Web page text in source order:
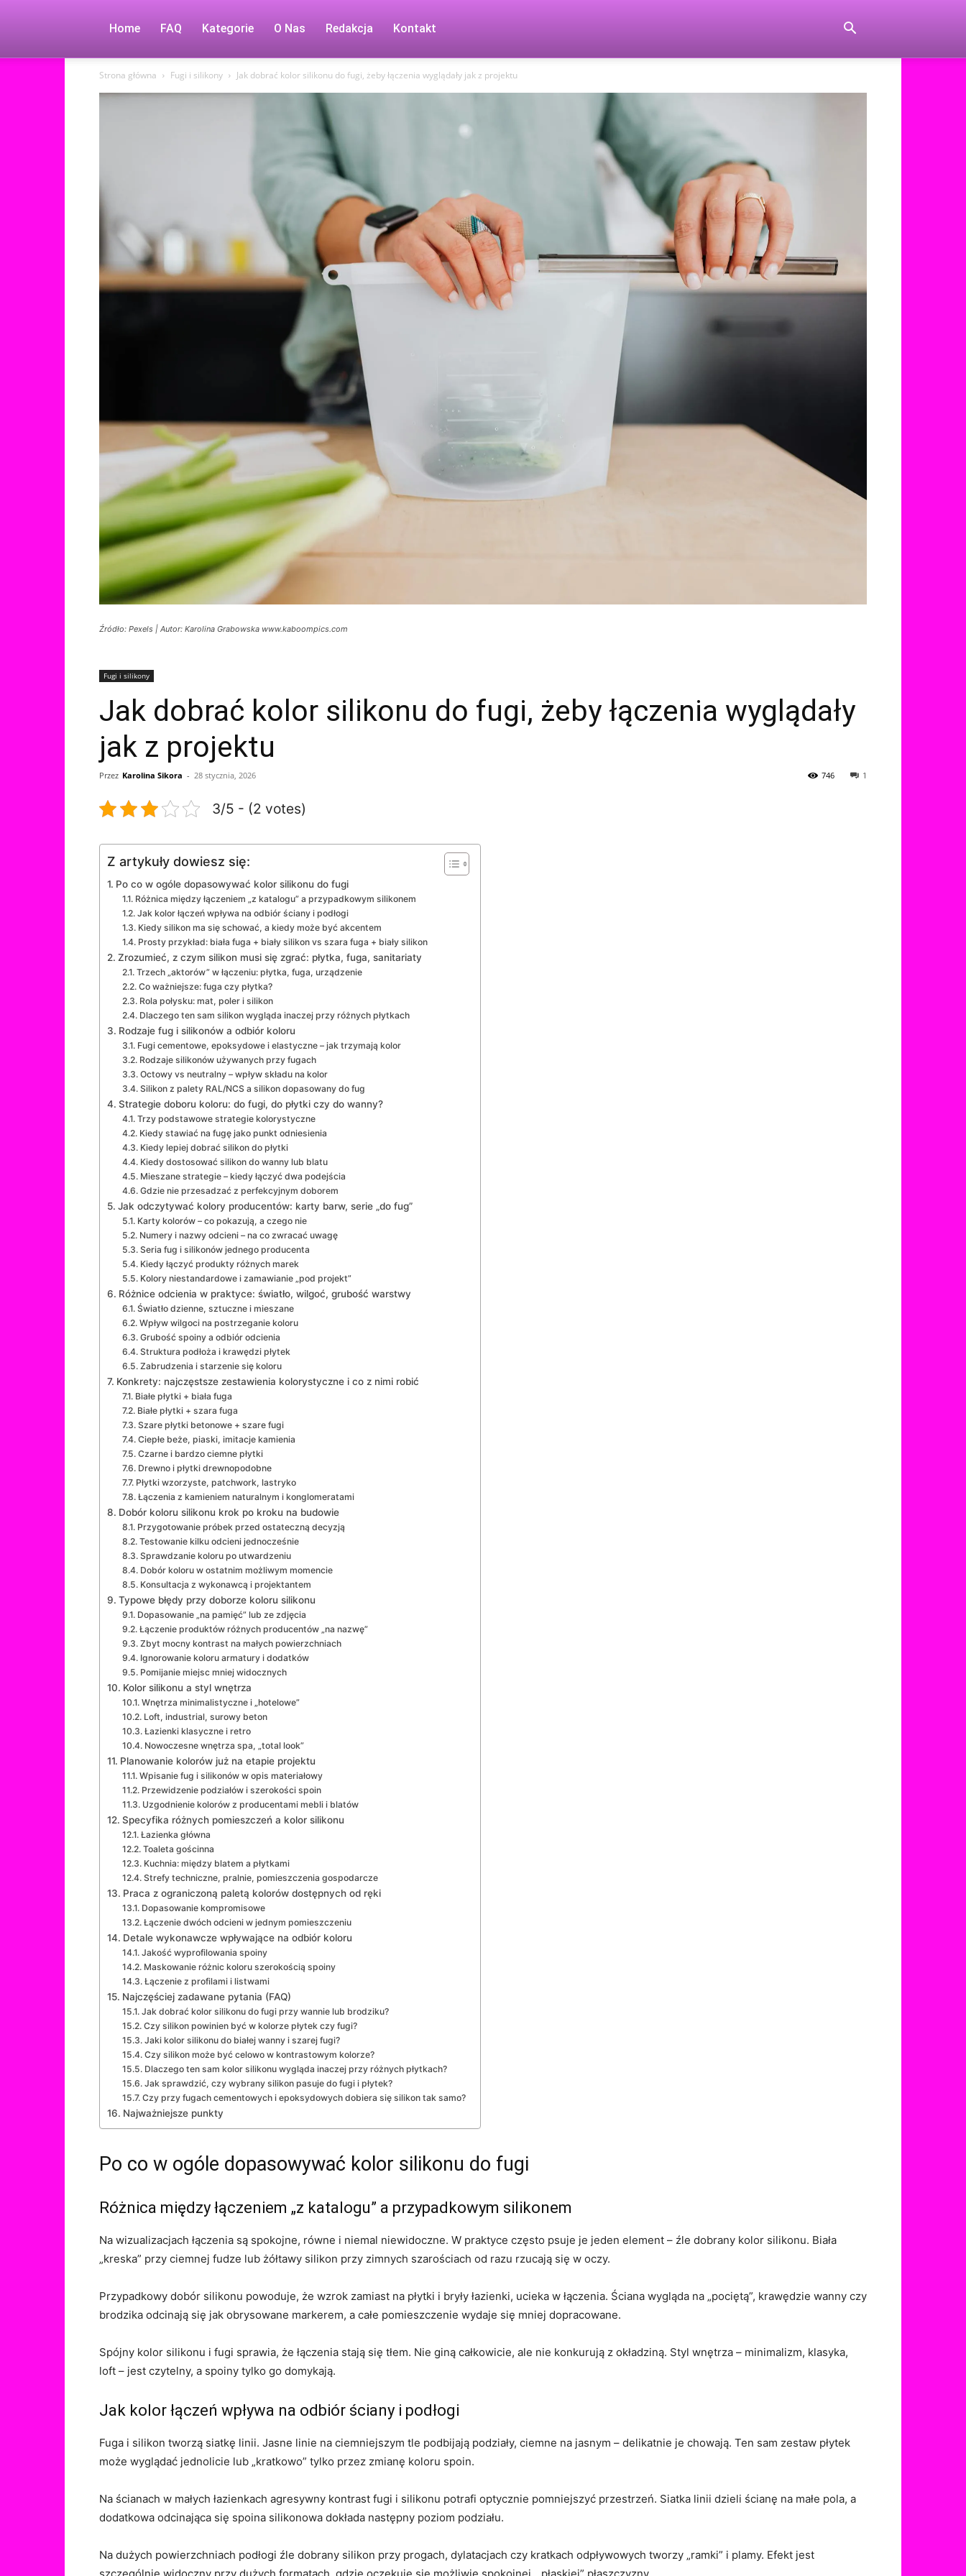
Home FAQ Kategorie O Nas Redakcja Kontakt
Strona główna Fugi i silikony Jak dobrać kolor silikonu do fugi, żeby łączenia wyglądały jak z projektu
Źródło: Pexels | Autor: Karolina Grabowska www.kaboompics.com
Fugi i silikony
Jak dobrać kolor silikonu do fugi, żeby łączenia wyglądały
jak z projektu
Przez Karolina Sikora - 28 stycznia, 2026 1
746
3/5 - (2 votes)
Z artykuły dowiesz się:
Po co w ogóle dopasowywać kolor silikonu do fugi
Różnica między łączeniem „z katalogu” a przypadkowym silikonem
Jak kolor łączeń wpływa na odbiór ściany i podłogi
Kiedy silikon ma się schować, a kiedy może być akcentem
Prosty przykład: biała fuga + biały silikon vs szara fuga + biały silikon
Zrozumieć, z czym silikon musi się zgrać: płytka, fuga, sanitariaty
Trzech „aktorów” w łączeniu: płytka, fuga, urządzenie
Co ważniejsze: fuga czy płytka?
Rola połysku: mat, poler i silikon
Dlaczego ten sam silikon wygląda inaczej przy różnych płytkach
Rodzaje fug i silikonów a odbiór koloru
Fugi cementowe, epoksydowe i elastyczne – jak trzymają kolor
Rodzaje silikonów używanych przy fugach
Octowy vs neutralny – wpływ składu na kolor
Silikon z palety RAL/NCS a silikon dopasowany do fug
Strategie doboru koloru: do fugi, do płytki czy do wanny?
Trzy podstawowe strategie kolorystyczne
Kiedy stawiać na fugę jako punkt odniesienia
Kiedy lepiej dobrać silikon do płytki
Kiedy dostosować silikon do wanny lub blatu
Mieszane strategie – kiedy łączyć dwa podejścia
Gdzie nie przesadzać z perfekcyjnym doborem
Jak odczytywać kolory producentów: karty barw, serie „do fug”
Karty kolorów – co pokazują, a czego nie
Numery i nazwy odcieni – na co zwracać uwagę
Seria fug i silikonów jednego producenta
Kiedy łączyć produkty różnych marek
Kolory niestandardowe i zamawianie „pod projekt”
Różnice odcienia w praktyce: światło, wilgoć, grubość warstwy
Światło dzienne, sztuczne i mieszane
Wpływ wilgoci na postrzeganie koloru
Grubość spoiny a odbiór odcienia
Struktura podłoża i krawędzi płytek
Zabrudzenia i starzenie się koloru
Konkrety: najczęstsze zestawienia kolorystyczne i co z nimi robić
Białe płytki + biała fuga
Białe płytki + szara fuga
Szare płytki betonowe + szare fugi
Ciepłe beże, piaski, imitacje kamienia
Czarne i bardzo ciemne płytki
Drewno i płytki drewnopodobne
Płytki wzorzyste, patchwork, lastryko
Łączenia z kamieniem naturalnym i konglomeratami
Dobór koloru silikonu krok po kroku na budowie
Przygotowanie próbek przed ostateczną decyzją
Testowanie kilku odcieni jednocześnie
Sprawdzanie koloru po utwardzeniu
Dobór koloru w ostatnim możliwym momencie
Konsultacja z wykonawcą i projektantem
Typowe błędy przy doborze koloru silikonu
Dopasowanie „na pamięć” lub ze zdjęcia
Łączenie produktów różnych producentów „na nazwę”
Zbyt mocny kontrast na małych powierzchniach
Ignorowanie koloru armatury i dodatków
Pomijanie miejsc mniej widocznych
Kolor silikonu a styl wnętrza
Wnętrza minimalistyczne i „hotelowe”
Loft, industrial, surowy beton
Łazienki klasyczne i retro
Nowoczesne wnętrza spa, „total look”
Planowanie kolorów już na etapie projektu
Wpisanie fug i silikonów w opis materiałowy
Przewidzenie podziałów i szerokości spoin
Uzgodnienie kolorów z producentami mebli i blatów
Specyfika różnych pomieszczeń a kolor silikonu
Łazienka główna
Toaleta gościnna
Kuchnia: między blatem a płytkami
Strefy techniczne, pralnie, pomieszczenia gospodarcze
Praca z ograniczoną paletą kolorów dostępnych od ręki
Dopasowanie kompromisowe
Łączenie dwóch odcieni w jednym pomieszczeniu
Detale wykonawcze wpływające na odbiór koloru
Jakość wyprofilowania spoiny
Maskowanie różnic koloru szerokością spoiny
Łączenie z profilami i listwami
Najczęściej zadawane pytania (FAQ)
Jak dobrać kolor silikonu do fugi przy wannie lub brodziku?
Czy silikon powinien być w kolorze płytek czy fugi?
Jaki kolor silikonu do białej wanny i szarej fugi?
Czy silikon może być celowo w kontrastowym kolorze?
Dlaczego ten sam kolor silikonu wygląda inaczej przy różnych płytkach?
Jak sprawdzić, czy wybrany silikon pasuje do fugi i płytek?
Czy przy fugach cementowych i epoksydowych dobiera się silikon tak samo?
Najważniejsze punkty
Po co w ogóle dopasowywać kolor silikonu do fugi
Różnica między łączeniem „z katalogu” a przypadkowym silikonem
Na wizualizacjach łączenia są spokojne, równe i niemal niewidoczne. W praktyce często psuje je jeden element – źle dobrany kolor silikonu. Biała
„kreska” przy ciemnej fudze lub żółtawy silikon przy zimnych szarościach od razu rzucają się w oczy.
Przypadkowy dobór silikonu powoduje, że wzrok zamiast na płytki i bryły łazienki, ucieka w łączenia. Ściana wygląda na „pociętą”, krawędzie wanny czy
brodzika odcinają się jak obrysowane markerem, a całe pomieszczenie wydaje się mniej dopracowane.
Spójny kolor silikonu i fugi sprawia, że łączenia stają się tłem. Nie giną całkowicie, ale nie konkurują z okładziną. Styl wnętrza – minimalizm, klasyka,
loft – jest czytelny, a spoiny tylko go domykają.
Jak kolor łączeń wpływa na odbiór ściany i podłogi
Fuga i silikon tworzą siatkę linii. Jasne linie na ciemniejszym tle podbijają podziały, ciemne na jasnym – delikatnie je chowają. Ten sam zestaw płytek
może wyglądać jednolicie lub „kratkowo” tylko przez zmianę koloru spoin.
Na ścianach w małych łazienkach agresywny kontrast fugi i silikonu potrafi optycznie pomniejszyć przestrzeń. Siatka linii dzieli ścianę na małe pola, a
dodatkowa odcinająca się spoina silikonowa dokłada następny poziom podziału.
Na dużych powierzchniach podłogi źle dobrany silikon przy progach, dylatacjach czy kratkach odpływowych tworzy „ramki” i plamy. Efekt jest